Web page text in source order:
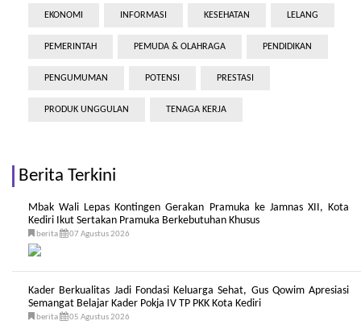
EKONOMI INFORMASI KESEHATAN LELANG
PEMERINTAH PEMUDA & OLAHRAGA PENDIDIKAN
PENGUMUMAN POTENSI PRESTASI
PRODUK UNGGULAN TENAGA KERJA
Berita Terkini
Mbak Wali Lepas Kontingen Gerakan Pramuka ke Jamnas XII, Kota
Kediri Ikut Sertakan Pramuka Berkebutuhan Khusus
berita 07 Agustus 2026
Kader Berkualitas Jadi Fondasi Keluarga Sehat, Gus Qowim Apresiasi
Semangat Belajar Kader Pokja IV TP PKK Kota Kediri
berita 05 Agustus 2026